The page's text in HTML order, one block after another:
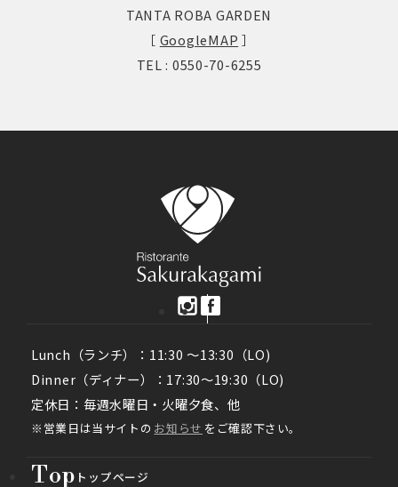
TANTA ROBA GARDEN
［ GoogleMAP ］
TEL : 0550-70-6255
Lunch（ランチ）：11:30 ～13:30（LO)
Dinner（ディナー）：17:30～19:30（LO)
定休日：毎週水曜日・火曜夕食、他
※営業日は当サイトの お知らせ をご確認下さい。
Top トップページ